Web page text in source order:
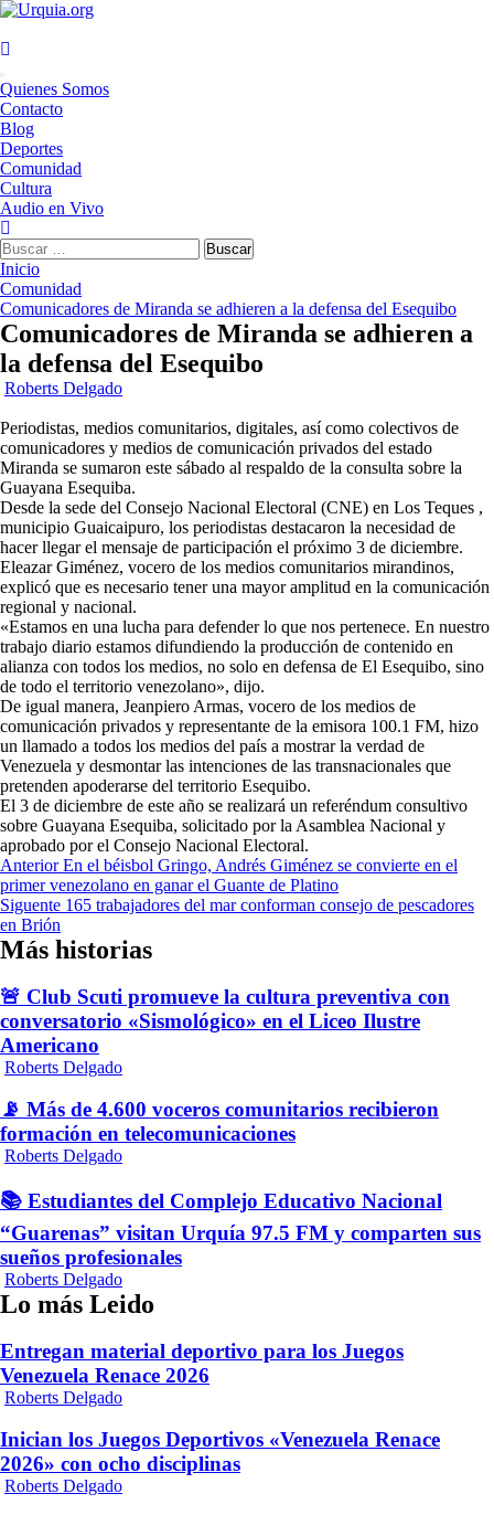
Saltar
contenido
Menú
principal
Quienes Somos
Contacto
Blog
Deportes
Comunidad
Cultura
Audio en Vivo
Buscar:
Inicio
Comunidad
Comunicadores de Miranda se adhieren a la defensa del Esequibo
Comunicadores de Miranda se adhieren a
la defensa del Esequibo
Roberts Delgado
Periodistas, medios comunitarios, digitales, así como colectivos de
comunicadores y medios de comunicación privados del estado
Miranda se sumaron este sábado al respaldo de la consulta sobre la
Guayana Esequiba.
Desde la sede del Consejo Nacional Electoral (CNE) en Los Teques ,
municipio Guaicaipuro, los periodistas destacaron la necesidad de
hacer llegar el mensaje de participación el próximo 3 de diciembre.
Eleazar Giménez, vocero de los medios comunitarios mirandinos,
explicó que es necesario tener una mayor amplitud en la comunicación
regional y nacional.
«Estamos en una lucha para defender lo que nos pertenece. En nuestro
trabajo diario estamos difundiendo la producción de contenido en
alianza con todos los medios, no solo en defensa de El Esequibo, sino
de todo el territorio venezolano», dijo.
De igual manera, Jeanpiero Armas, vocero de los medios de
comunicación privados y representante de la emisora 100.1 FM, hizo
un llamado a todos los medios del país a mostrar la verdad de
Venezuela y desmontar las intenciones de las transnacionales que
pretenden apoderarse del territorio Esequibo.
El 3 de diciembre de este año se realizará un referéndum consultivo
sobre Guayana Esequiba, solicitado por la Asamblea Nacional y
aprobado por el Consejo Nacional Electoral.
Navegación
de
entradas
AnteriorEn el béisbol Gringo, Andrés Giménez se convierte en el
primer venezolano en ganar el Guante de Platino
Siguente 165 trabajadores del mar conforman consejo de pescadores
en Brión
Más historias
🚨 Club Scuti promueve la cultura preventiva con
conversatorio «Sismológico» en el Liceo Ilustre
Americano
Roberts Delgado
📡 Más de 4.600 voceros comunitarios recibieron
formación en telecomunicaciones
Roberts Delgado
📚 Estudiantes del Complejo Educativo Nacional
“Guarenas” visitan Urquía 97.5 FM y comparten sus
sueños profesionales
Roberts Delgado
Lo más Leido
Entregan material deportivo para los Juegos
Venezuela Renace 2026
Roberts Delgado
Inician los Juegos Deportivos «Venezuela Renace
2026» con ocho disciplinas
Roberts Delgado